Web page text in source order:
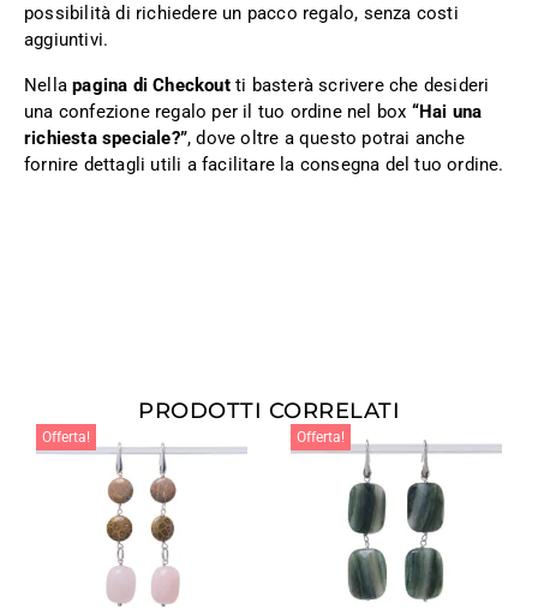
possibilità di richiedere un pacco regalo, senza costi
aggiuntivi.
Nellapagina di Checkoutti basterà scrivere che desideri
una confezione regalo per il tuo ordine nel box “Hai una
richiesta speciale?”, dove oltre a questo potrai anche
fornire dettagli utili a facilitare la consegna del tuo ordine.
PRODOTTI CORRELATI
Offerta! Offerta!